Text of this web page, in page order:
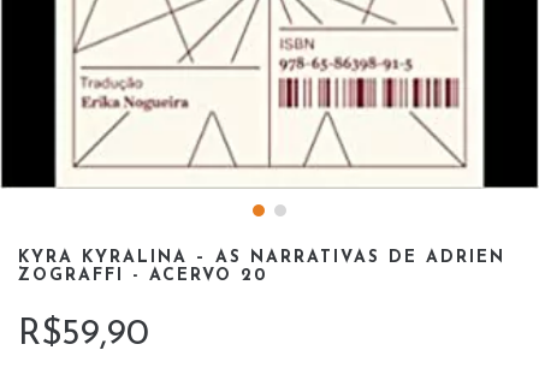
KYRA KYRALINA – AS NARRATIVAS DE ADRIEN
ZOGRAFFI - ACERVO 20
R$59,90